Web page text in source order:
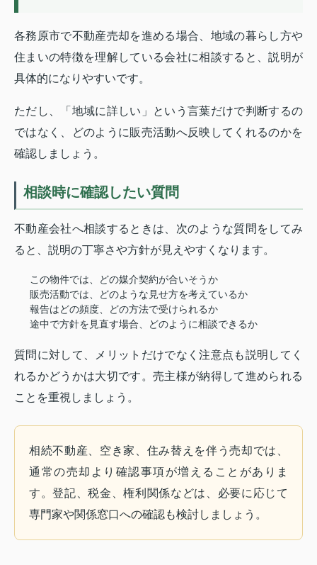
各務原市で不動産売却を進める場合、地域の暮らし方や
住まいの特徴を理解している会社に相談すると、説明が
具体的になりやすいです。
ただし、「地域に詳しい」という言葉だけで判断するの
ではなく、どのように販売活動へ反映してくれるのかを
確認しましょう。
相談時に確認したい質問
不動産会社へ相談するときは、次のような質問をしてみ
ると、説明の丁寧さや方針が見えやすくなります。
この物件では、どの媒介契約が合いそうか
販売活動では、どのような見せ方を考えているか
報告はどの頻度、どの方法で受けられるか
途中で方針を見直す場合、どのように相談できるか
質問に対して、メリットだけでなく注意点も説明してく
れるかどうかは大切です。売主様が納得して進められる
ことを重視しましょう。
相続不動産、空き家、住み替えを伴う売却では、
通常の売却より確認事項が増えることがありま
す。登記、税金、権利関係などは、必要に応じて
専門家や関係窓口への確認も検討しましょう。